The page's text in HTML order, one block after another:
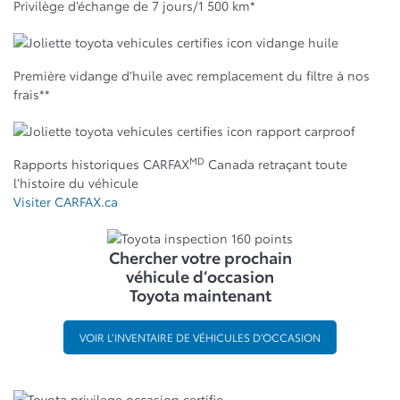
Privilège d’échange de 7 jours/1 500 km*
Première vidange d’huile avec remplacement du filtre à nos
frais**
Rapports historiques CARFAXMD Canada retraçant toute
l’histoire du véhicule
Visiter CARFAX.ca
Chercher votre prochain
véhicule d’occasion
Toyota maintenant
VOIR L’INVENTAIRE DE VÉHICULES D’OCCASION